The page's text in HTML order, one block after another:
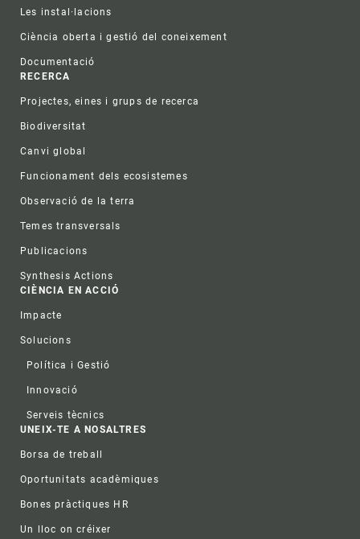
Les instal·lacions
Ciència oberta i gestió del coneixement
Documentació
RECERCA
Projectes, eines i grups de recerca
Biodiversitat
Canvi global
Funcionament dels ecosistemes
Observació de la terra
Temes transversals
Publicacions
Synthesis Actions
CIÈNCIA EN ACCIÓ
Impacte
Solucions
Política i Gestió
Innovació
Serveis tècnics
UNEIX-TE A NOSALTRES
Borsa de treball
Oportunitats acadèmiques
Bones pràctiques HR
Un lloc on créixer